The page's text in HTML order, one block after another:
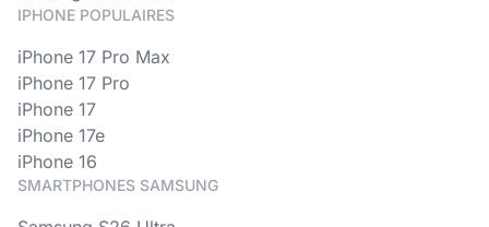
IPHONE POPULAIRES
iPhone 17 Pro Max
iPhone 17 Pro
iPhone 17
iPhone 17e
iPhone 16
SMARTPHONES SAMSUNG